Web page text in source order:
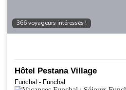
366 voyageurs intéressés !
Hôtel Pestana Village
Funchal - Funchal